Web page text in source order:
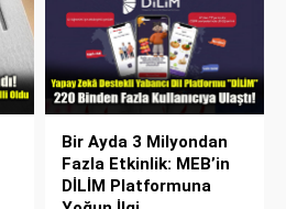
Bir Ayda 3 Milyondan
Fazla Etkinlik: MEB’in
DİLİM Platformuna